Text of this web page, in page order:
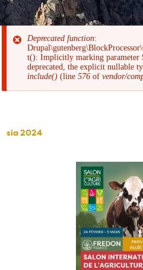
Message
d'erreur
Deprecated function:
t(): Implicitly marking parameter
deprecated, the explicit nullable
include() (line576 ofvendor/
sia 2024